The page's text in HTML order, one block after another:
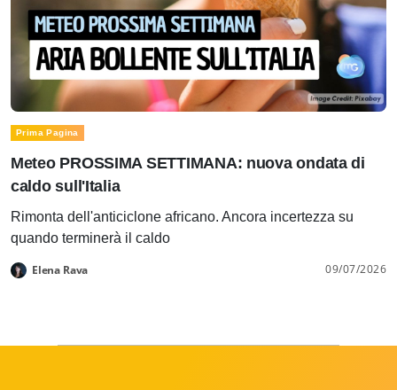
Prima Pagina
Meteo PROSSIMA SETTIMANA: nuova ondata di
caldo sull'Italia
Rimonta dell'anticiclone africano. Ancora incertezza su
quando terminerà il caldo
Elena Rava 09/07/2026